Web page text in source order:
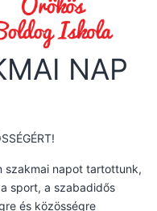
NAP
szakmai napot tartottunk,
sport, a szabadidős
és közösségre